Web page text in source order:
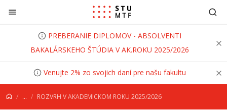
Prejsť na obsah
PREBERANIE DIPLOMOV - ABSOLVENTI
BAKALÁRSKEHO ŠTÚDIA V AK.ROKU 2025/2026
Venujte 2% zo svojich daní pre našu fakultu
... ROZVRH V AKADEMICKOM ROKU 2025/2026